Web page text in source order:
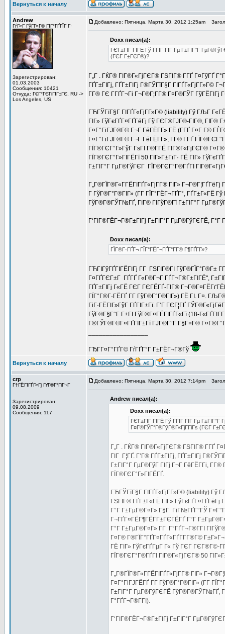
Вернуться к началу
Andrew
ГѓГ«Г ГўГ­Г»Г© ГІГ°ГҐГЇГ Г·
Зарегистрирован:
01.03.2003
Сообщения: 10421
Откуда: Г€Г°ГЄГіГІГ±ГЄ, RU ->
Los Angeles, US
Добавлено: Пятница, Марта 30, 2012 1:25am
Doxx писал(а):
ГЄГ±ГІГ ГІГЁ Гў ГГІГ ГІГ Гµ Г±ГІГ°Г
(ГЄГ Г±ГЄГ®)?
Г„Г . ГЌГ® ГІГ®Г«ГјГЄГ® ГЅГІГ® Г­ГҐ Г¤ГўГҐ
ГҐГ±ГІГј, ГҐГ±ГІГј Г®ГЎГїГ§Г ГІГҐГ«ГјГ­Г»Г©
Г­Г® ГЄ Г­ГҐГ¬Гі Г¬Г®Г¦Г­Г® Г¤Г®ГЎГ ГўГЁГІГј
ГЋГЎГїГ§Г ГІГҐГ«ГјГ­Г»Г© (liability) Гў ГЉГ
ГІГ» ГўГєГҐГ¤ГҐГёГј Гў ГЄГ®ГЈГ®-ГІГ®, ГІГ®
Г¤Г°ГіГЈГ®Г© Г¬Г ГёГЁГ­Г» ГЁ (Г­ГҐ Г¤Г Г©
Г¤Г°ГіГЈГ®Г© Г¬Г ГёГЁГ­Г», Г­Г® Г­ГҐ
ГЇГ®ГЄГ°Г»ГўГ ГѕГІ Г®Г­ГЁ ГІГ®Г«ГјГЄГ®
ГЇГ®ГЄГ°Г»ГІГЁГї 50 ГІГ»Г±ГїГ· ГЁ ГІГ»
Г±ГІГ°Г ГµГ®ГўГЄГ ГЇГ®ГЄГ°Г®ГҐГІ
Г„Г®ГЇГ®Г«Г­ГЁГІГҐГ«ГјГ­Г® ГІГ» Г¬Г®Г¦ГҐГёГј
Г ГўГ®Г°Г®ГІГ» (Г­Г ГЇГ°ГЁГ¬ГҐГ°, ГҐГ±Г«ГЁ
ГўГ®Г®ГЎГ№ГҐ, ГІГ® ГІГўГ®Гї Г±ГІГ°Г
Г‘ГІГ®ГЁГ¬Г®Г±ГІГј Г±ГІГ°Г ГµГ®ГўГЄГЁ, Г°Г
Doxx писал(а):
ГЇГ®Г·ГҐГ¬ ГЇГ°ГЁГ¬ГҐГ°Г­Г® Г¶ГҐГ­Г»?
ГЋГІГўГҐГІГЁГІГј Г­Г ГЅГІГ®ГІ ГўГ®ГЇГ°Г®Г±
Г¤ГҐГЄГ±Г ГҐГҐ Г«Г®Г¬Г ГҐГ¬Г®Г±ГІГЁ",
ГҐГ±ГІГј Г«ГЁ ГЄГ ГЄГЁГҐ-ГІГ®
ГЇГ°Г®Г·ГЁГҐ Г­Г ГўГ®Г°Г®ГІГ») ГЁ ГІ. Г¤.
ГіГ·ГЁГІГ»ГўГ ГҐГІГ±Гї. Г’Г ГЄГ¦ГҐ
ГўГ®Г§Г°Г Г±ГІ ГўГ®Г¤ГЁГІГҐГ«Гї (18-
Г®ГЎГ®Г©Г¤ГҐГІГ±Гї ГЈГ®Г°Г Г§Г¤Г®
ГЂГ­Г¤Г°ГҐГ© ГѓГҐГ°Г Г±ГЁГ¬Г®Гў
Вернуться к началу
crp
Г†ГЁГІГҐГ«Гј ГґГ®Г°ГіГ¬Г
Зарегистрирован:
09.08.2009
Сообщения: 117
Добавлено: Пятница, Марта 30, 2012 7:14pm
Andrew писал(а):
Doxx писал(а):
ГЄГ±ГІГ ГІГЁ Гў ГГІГ ГІГ Гµ
Г¤Г®ГЎГ°Г®ГўГ®Г«ГјГ­ГіГѕ (ГЄГ
Г„Г . ГЌГ® ГІГ®Г«ГјГЄГ® ГЅГІГ® Г­ГҐ
ГІГ Г¦ГҐ. Г’Г® ГҐГ±ГІГј, ГҐГ±ГІГј
Г±ГІГ°Г ГµГ®ГўГ ГІГј Г¬Г ГёГЁГ­Гі,
ГЇГ®ГЄГ°Г»ГІГЁГҐ.
ГЋГЎГїГ§Г ГІГҐГ«ГјГ­Г»Г© (liability) Гў
ГЅГІГ® ГҐГ±Г«ГЁ ГІГ»
Г°Г Г±ГµГ®Г¤Г» Г§Г ГіГ№ГҐГ°ГЎ
Г¬ГҐГ¤ГЁГ¶ГЁГ­Г±ГЄГЁГҐ Г°Г
Г°Г Г±ГµГ®Г¤Г» Г­Г Г°ГҐГ¬Г®Г­ГІ
Г¤Г® Г®ГЇГ°ГҐГ¤ГҐГ«ГҐГ­Г­Г®Г©
ГЁ ГІГ» ГўГєГҐГµГ Г« Гў ГЄГ ГЄГ®Г©-
ГЇГ®ГЄГ°Г®ГҐГІ ГІГ®Г«ГјГЄГ® 50
Г„Г®ГЇГ®Г«Г­ГЁГІГҐГ«ГјГ­Г® ГІГ»
Г¤Г°ГіГЈГЁГҐ Г­Г ГўГ®Г°Г®ГІГ» (Г­Г
Г±ГІГ°Г ГµГ®ГўГЄГЁ ГўГ®Г®ГЎГ№ГҐ,
Г°ГҐГ¬Г®Г­ГІ).
Г‘ГІГ®ГЁГ¬Г®Г±ГІГј Г±ГІГ°Г